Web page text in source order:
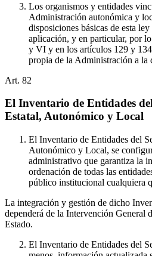
Los organismos y entidades
Administración autonómica y
disposiciones básicas de esta
aplicación, y en particular, por
y VI y en los artículos 129 y
propia de la Administración a la
Art. 82
El Inventario de Entidades
Estatal, Autonómico y Local
El Inventario de Entidades del
Autonómico y Local, se
administrativo que garantiza la
ordenación de todas las
público institucional cualquiera
La integración y gestión de dicho
dependerá de la Intervención General
Estado.
El Inventario de Entidades del